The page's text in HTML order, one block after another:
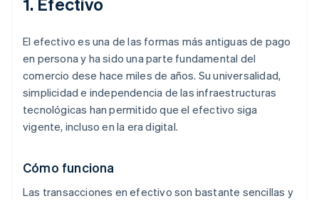
El efectivo es una de las formas más antiguas de pago
en persona y ha sido una parte fundamental del
comercio dese hace miles de años. Su universalidad,
simplicidad e independencia de las infraestructuras
tecnológicas han permitido que el efectivo siga
vigente, incluso en la era digital.
Cómo funciona
Las transacciones en efectivo son bastante sencillas y